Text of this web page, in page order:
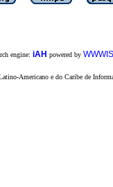
engine: iAH powered by
Americano e do Caribe de